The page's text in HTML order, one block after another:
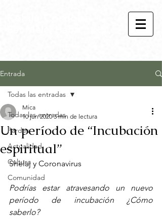
Entrada
Todas las entradas
Pardes
Actualidad
Cultura
Comunidad
Todas las entradas
Un período de “Incubación
espiritual”
Mica
10 jun 2020 3 min de lectura
Shelaj y Coronavirus
Podrías estar atravesando un nuevo
período de incubación ¿Cómo
saberlo?